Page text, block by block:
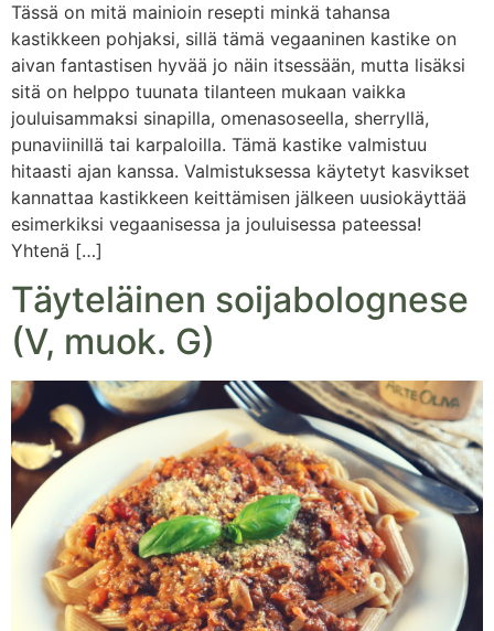
Tässä on mitä mainioin resepti minkä tahansa
kastikkeen pohjaksi, sillä tämä vegaaninen kastike on
aivan fantastisen hyvää jo näin itsessään, mutta lisäksi
sitä on helppo tuunata tilanteen mukaan vaikka
jouluisammaksi sinapilla, omenasoseella, sherryllä,
punaviinillä tai karpaloilla. Tämä kastike valmistuu
hitaasti ajan kanssa. Valmistuksessa käytetyt kasvikset
kannattaa kastikkeen keittämisen jälkeen uusiokäyttää
esimerkiksi vegaanisessa ja jouluisessa pateessa!
Yhtenä […]
Täyteläinen soijabolognese
(V, muok. G)